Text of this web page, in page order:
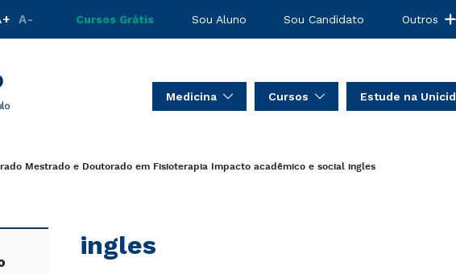
A- Cursos Grátis Sou Aluno Sou Candidato Outros
Medicina Cursos Estude na Unicid
Mestrado e Doutorado em Fisioterapia Impacto acadêmico e social ingles
ingles